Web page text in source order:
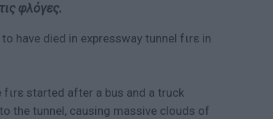
φλόγες.
have died in expressway tunnel fιrε in
started after a bus and a truck
the tunnel, causing massive clouds of